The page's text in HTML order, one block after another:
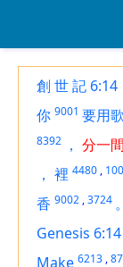
創 世 記 6:14
你 9001 要用
8392 ， 分一
， 裡 4480 ,
香 9002 ,3724 。
Genesis 6:14
Make 6213 ,